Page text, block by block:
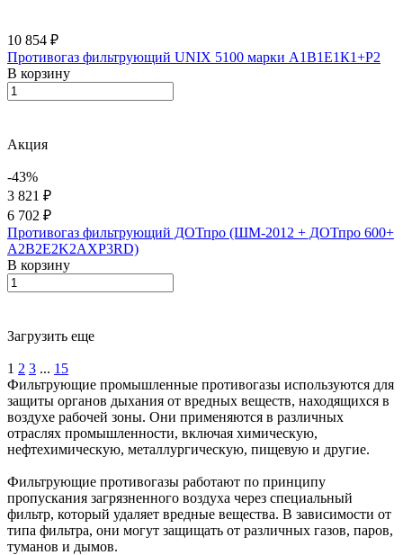
10 854 ₽
Противогаз фильтрующий UNIX 5100 марки А1В1Е1К1+Р2
В корзину
Акция
-43%
3 821 ₽
6 702 ₽
Противогаз фильтрующий ДОТпро (ШМ-2012 + ДОТпро 600+
A2B2E2K2AXP3RD)
В корзину
Загрузить еще
1 2 3 ... 15
Фильтрующие промышленные противогазы используются для
защиты органов дыхания от вредных веществ, находящихся в
воздухе рабочей зоны. Они применяются в различных
отраслях промышленности, включая химическую,
нефтехимическую, металлургическую, пищевую и другие.
Фильтрующие противогазы работают по принципу
пропускания загрязненного воздуха через специальный
фильтр, который удаляет вредные вещества. В зависимости от
типа фильтра, они могут защищать от различных газов, паров,
туманов и дымов.